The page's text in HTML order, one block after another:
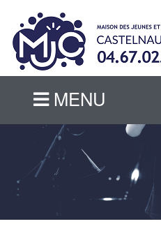
MENU